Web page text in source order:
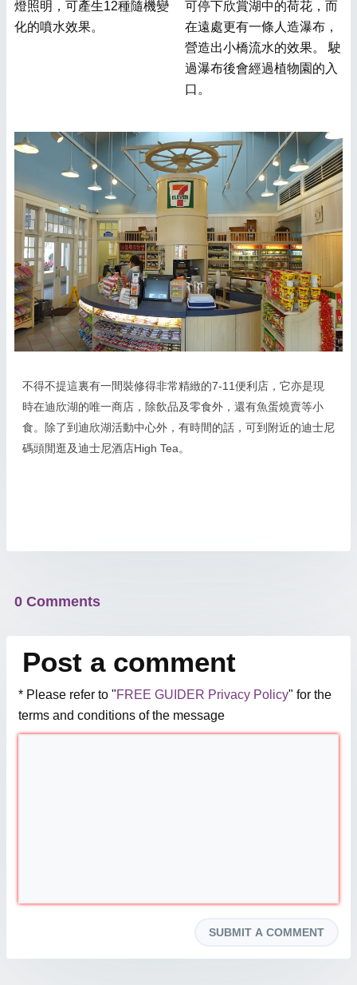
燈照明，可產生12種隨機變
化的噴水效果。
可停下欣賞湖中的荷花，而
在遠處更有一條人造瀑布，
營造出小橋流水的效果。 駛
過瀑布後會經過植物園的入
口。
不得不提這裏有一間裝修得非常精緻的7-11便利店，它亦是現
時在迪欣湖的唯一商店，除飲品及零食外，還有魚蛋燒賣等小
食。除了到迪欣湖活動中心外，有時間的話，可到附近的迪士尼
碼頭閒逛及迪士尼酒店High Tea。
0 Comments
Post a comment
* Please refer to "FREE GUIDER Privacy Policy" for the
terms and conditions of the message